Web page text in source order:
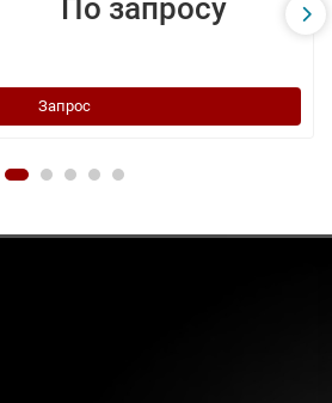
По запросу
Запрос